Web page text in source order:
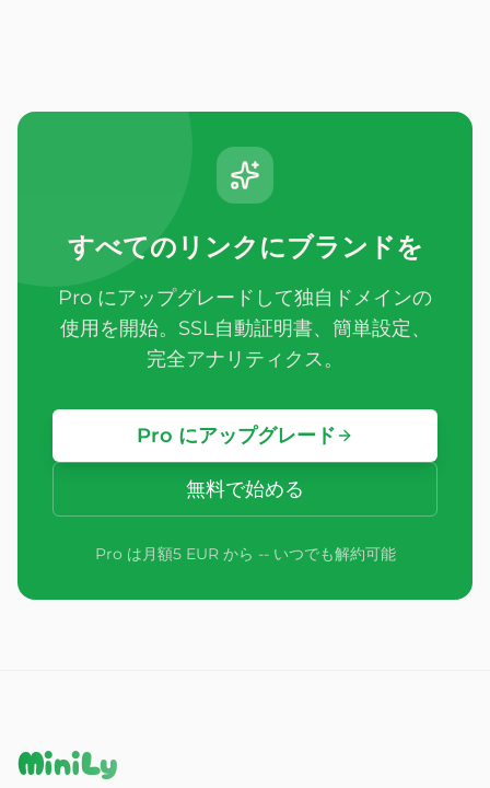
すべてのリンクにブランドを
Pro にアップグレードして独自ドメインの
使用を開始。SSL自動証明書、簡単設定、
完全アナリティクス。
Pro にアップグレード
無料で始める
Pro は月額5 EUR から -- いつでも解約可能
MiniLy